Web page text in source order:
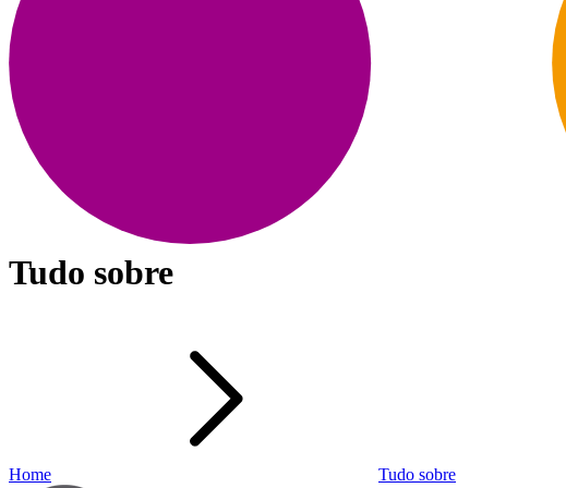
Tudo sobre
Home Tudo sobre